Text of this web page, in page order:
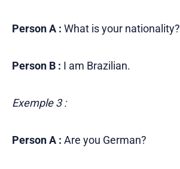
Person A : What is your nationality?
Person B : I am Brazilian.
Exemple 3 :
Person A : Are you German?